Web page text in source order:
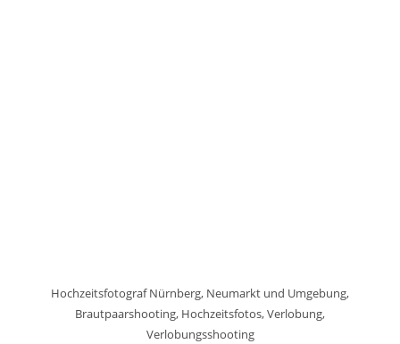
Hochzeitsfotograf Nürnberg, Neumarkt und Umgebung,
Brautpaarshooting, Hochzeitsfotos, Verlobung,
Verlobungsshooting